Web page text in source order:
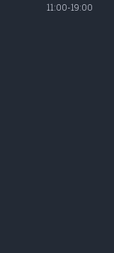
11:00-19:00